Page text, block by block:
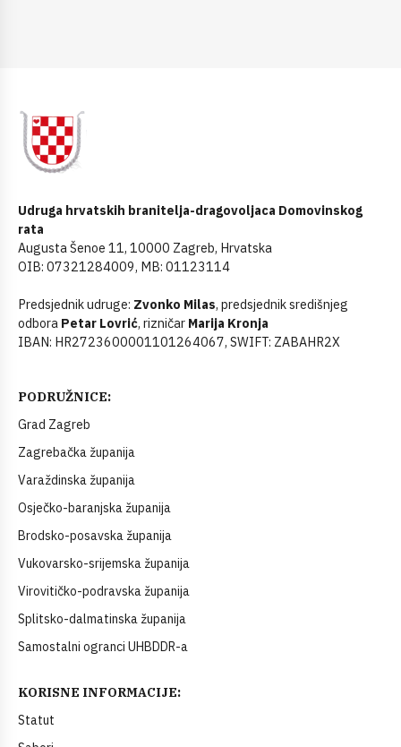
Udruga hrvatskih branitelja-dragovoljaca Domovinskog
rata
Augusta Šenoe 11, 10000 Zagreb, Hrvatska
OIB: 07321284009, MB: 01123114
Predsjednik udruge: Zvonko Milas, predsjednik središnjeg
odbora Petar Lovrić, rizničar Marija Kronja
IBAN: HR2723600001101264067, SWIFT: ZABAHR2X
PODRUŽNICE:
Grad Zagreb
Zagrebačka županija
Varaždinska županija
Osječko-baranjska županija
Brodsko-posavska županija
Vukovarsko-srijemska županija
Virovitičko-podravska županija
Splitsko-dalmatinska županija
Samostalni ogranci UHBDDR-a
KORISNE INFORMACIJE:
Statut